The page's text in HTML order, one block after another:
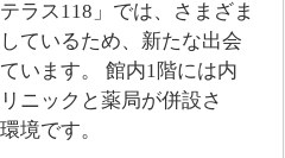
ラス118」では、さまざま
ているため、新たな出会
います。 館内1階には内
ニックと薬局が併設さ
境です。